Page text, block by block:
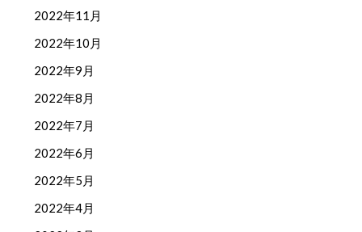
2022年11月
2022年10月
2022年9月
2022年8月
2022年7月
2022年6月
2022年5月
2022年4月